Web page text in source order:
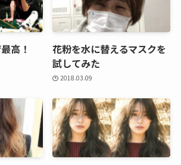
高！
花粉を水に替えるマスクを
試してみた
2018.03.09